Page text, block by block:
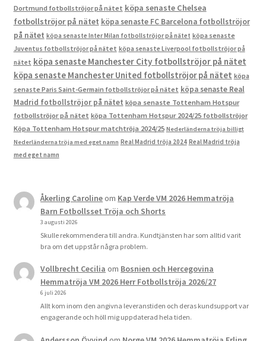
Dortmund fotbollströjor på nätet köpa senaste Chelsea
fotbollströjor på nätet köpa senaste FC Barcelona fotbollströjor
på nätet köpa senaste Inter Milan fotbollströjor på nätet köpa senaste
Juventus fotbollströjor på nätet köpa senaste Liverpool fotbollströjor på
nätet köpa senaste Manchester City fotbollströjor på nätet
köpa senaste Manchester United fotbollströjor på nätet köpa
senaste Paris Saint-Germain fotbollströjor på nätet köpa senaste Real
Madrid fotbollströjor på nätet köpa senaste Tottenham Hotspur
fotbollströjor på nätet köpa Tottenham Hotspur 2024/25 fotbollströjor
Köpa Tottenham Hotspur matchtröja 2024/25 Nederländerna tröja billigt
Nederländerna tröja med eget namn Real Madrid tröja 2024 Real Madrid tröja
med eget namn
Åkerling Carolineom Kap Verde VM 2026 Hemmatröja
Barn Fotbollsset Tröja och Shorts
3 augusti 2026
Skulle rekommendera till andra. Kundtjänsten har som alltid varit
bra om det uppstår några problem.
Vollbrecht Cecilia om Bosnien och Hercegovina
Hemmatröja VM 2026 Herr Fotbollströja 2026/27
6 juli 2026
Allt kom inom den angivna leveranstiden och deras kundsupport var
engagerande och höll mig uppdaterad hela tiden.